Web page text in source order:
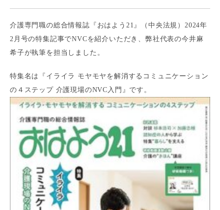
介護専門職の総合情報誌『おはよう21』（中央法規）2024年
2月号の特集記事でNVCを紹介いただき、弊社代表の今井麻
希子が執筆を担当しました。
特集名は『イライラ モヤモヤを解消するコミュニケーション
の４ステップ 介護現場のNVC入門』です。